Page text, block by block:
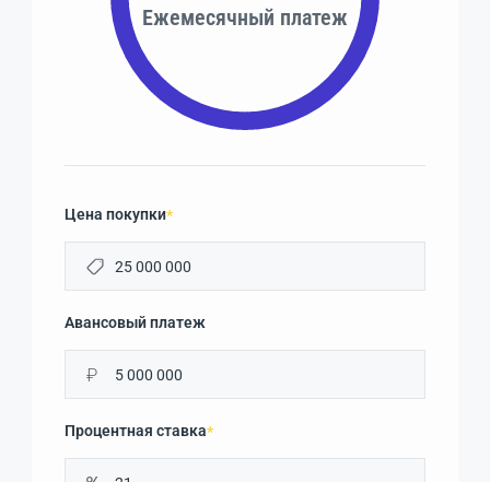
Ежемесячный платеж
Цена покупки*
Авансовый платеж
₽
Процентная ставка*